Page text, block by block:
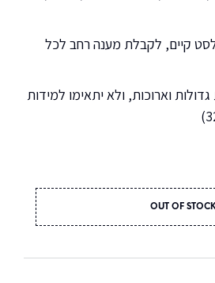
קיים, לקבלת מענה רחב לכל
וארוכות, ולא יתאימו למידות
OUT OF